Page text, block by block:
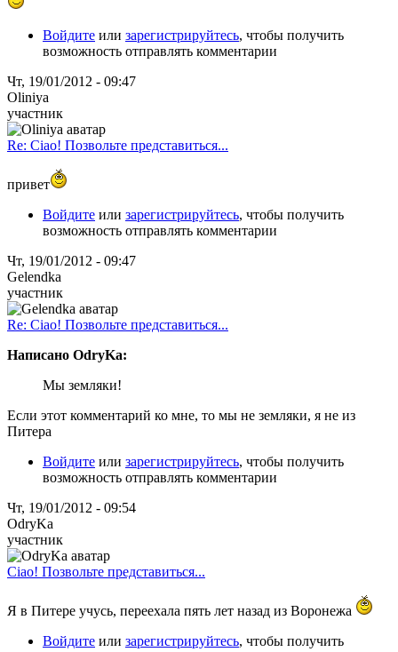
Войдите или зарегистрируйтесь, чтобы получить
возможность отправлять комментарии
Чт, 19/01/2012 - 09:47
Oliniya
участник
Re: Ciao! Позвольте представиться...
привет
Войдите или зарегистрируйтесь, чтобы получить
возможность отправлять комментарии
Чт, 19/01/2012 - 09:47
Gelendka
участник
Re: Ciao! Позвольте представиться...
Написано OdryKa:
Мы земляки!
Если этот комментарий ко мне, то мы не земляки, я не из
Питера
Войдите или зарегистрируйтесь, чтобы получить
возможность отправлять комментарии
Чт, 19/01/2012 - 09:54
OdryKa
участник
Ciao! Позвольте представиться...
Я в Питере учусь, переехала пять лет назад из Воронежа
Войдите или зарегистрируйтесь, чтобы получить